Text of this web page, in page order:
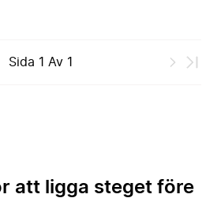
Sida 1 Av 1
att ligga steget före